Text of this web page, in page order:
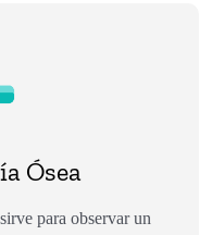
Ósea
para observar un